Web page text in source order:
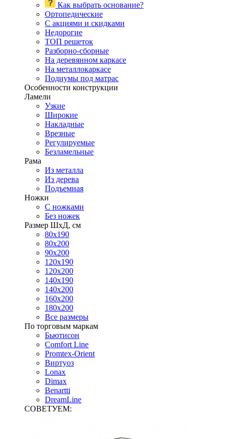
Как выбрать основание?
Ортопедические
С акциями и скидками
Недорогие
ТОП решеток
Разборно-сборные
На деревянном каркасе
На металлокаркасе
Подиумы под матрас
Особенности конструкции
Ламели
Узкие
Широкие
Накладные
Врезные
Регулируемые
Безламельные
Рама
Из металла
Из дерева
Подъемная
Ножки
С ножками
Без ножек
Размер ШхД, см
80х190
80х200
90х200
120х190
120х200
140х190
140х200
160х200
180х200
Все размеры
По торговым маркам
Бьютисон
Comfort Line
Promtex-Orient
Виртуоз
Lonax
Dimax
Benartti
DreamLine
СОВЕТУЕМ: